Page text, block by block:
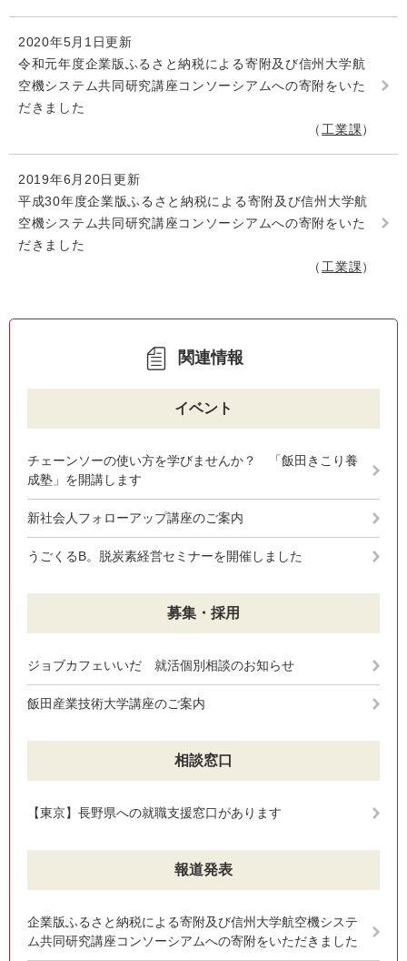
2020年5月1日更新
令和元年度企業版ふるさと納税による寄附及び信州大学航
空機システム共同研究講座コンソーシアムへの寄附をいた
だきました
工業課
2019年6月20日更新
平成30年度企業版ふるさと納税による寄附及び信州大学航
空機システム共同研究講座コンソーシアムへの寄附をいた
だきました
工業課
関連情報
イベント
チェーンソーの使い方を学びませんか？ 「飯田きこり養
成塾」を開講します
新社会人フォローアップ講座のご案内
うごくるB。脱炭素経営セミナーを開催しました
募集・採用
ジョブカフェいいだ 就活個別相談のお知らせ
飯田産業技術大学講座のご案内
相談窓口
【東京】長野県への就職支援窓口があります
報道発表
企業版ふるさと納税による寄附及び信州大学航空機システ
ム共同研究講座コンソーシアムへの寄附をいただきました